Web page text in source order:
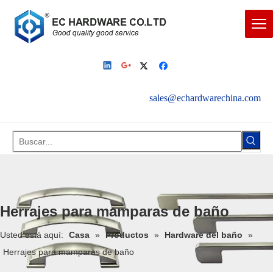
sales@echardwarechina.com
Herrajes para mamparas de baño
Usted está aquí: Casa » Productos » Hardware del baño
»
Herrajes para mamparas de baño